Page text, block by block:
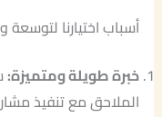
أسباب اختيارنا
خبرة طويلة ومتميزة:
الملاحق مع تنفيذ